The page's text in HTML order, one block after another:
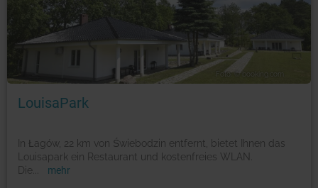
Foto: © booking.com
LouisaPark
In Łagów, 22 km von Świebodzin entfernt, bietet Ihnen das
Louisapark ein Restaurant und kostenfreies WLAN.
Die
mehr